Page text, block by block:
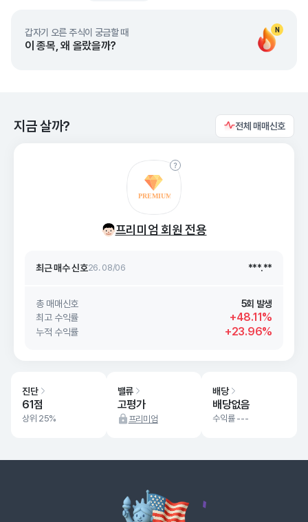
N
갑자기 오른 주식이 궁금할 때
이 종목, 왜 올랐을까?
지금 살까? 전체 매매신호
프리미엄 회원 전용
최근 매수 신호 상승률
최근 매수 신호26. 08/06 ***.**
총 매매신호
5회 발생
최고 수익률
+48.11%
누적 수익률 +23.96%
진단
61점
상위 25%
밸류
고평가
프리미엄
배당
배당없음
수익률 ---